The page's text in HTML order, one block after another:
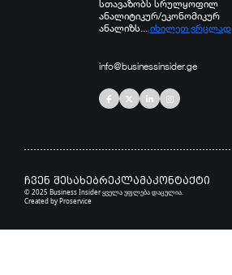
სთავაზობს სრულყოფილ
ანალიტიკურ/ეკონომიკურ
ანალიზს... იხილეთ ვრცლად
info@businessinsider.ge
ჩვენ შესახებრეკლამაკონტაქტი
© 2025 Business Insider ყველა უფლება დაცულია.
Created byProservice